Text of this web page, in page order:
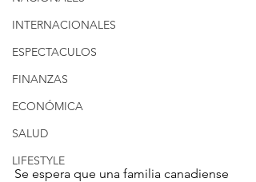
INTERNACIONALES
ESPECTACULOS
FINANZAS
ECONÓMICA
SALUD
LIFESTYLE
Se espera que una familia canadiense